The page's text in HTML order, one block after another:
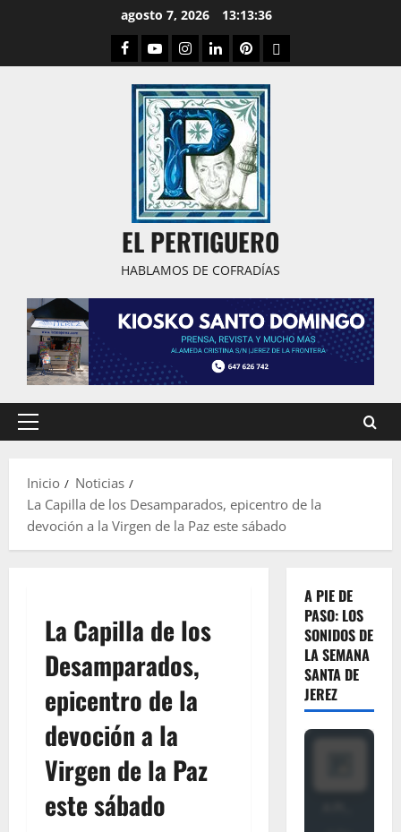
agosto 7, 2026 13:13:37
Facebook
YoutubeInstagram
LinkedPinterestDribbble
EL PERTIGUERO
HABLAMOS DE COFRADÍAS
Menú
Inicio
Noticias
La Capilla de los Desamparados, epicentro de la
devoción a la Virgen de la Paz este sábado
La Capilla de los
Desamparados,
epicentro de la
devoción a la
Virgen de la Paz
este sábado
A PIE DE
PASO: LOS
SONIDOS DE
LA SEMANA
SANTA DE
JEREZ